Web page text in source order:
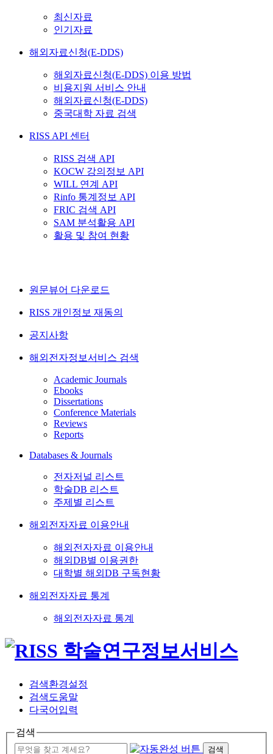
최신자료
인기자료
해외자료신청(E-DDS)
해외자료신청(E-DDS) 이용 방법
비용지원 서비스 안내
해외자료신청(E-DDS)
중국대학 자료 검색
RISS API 센터
RISS 검색 API
KOCW 강의정보 API
WILL 연계 API
Rinfo 통계정보 API
FRIC 검색 API
SAM 분석활용 API
활용 및 참여 현황
원문뷰어 다운로드
RISS 개인정보 재동의
공지사항
해외전자정보서비스 검색
Academic Journals
Ebooks
Dissertations
Conference Materials
Reviews
Reports
Databases & Journals
전자저널 리스트
학술DB 리스트
주제별 리스트
해외전자자료 이용안내
해외전자자료 이용안내
해외DB별 이용권한
대학별 해외DB 구독현황
해외전자자료 통계
해외전자자료 통계
검색환경설정
검색도움말
다국어입력
검색
검색